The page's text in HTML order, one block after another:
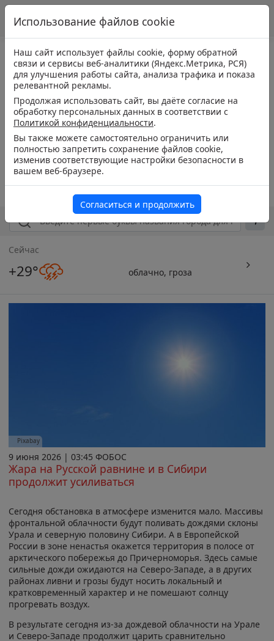
Сейчас
+29° облачно, гроза
Pixabay
9 июня 2026 | 03:45 ФОБОС
Жара на Русской равнине и в Сибири
продолжит усиливаться
Сегодня обстановка в атмосфере изменится мало. Массивы
фронтальной облачности будут поливать дождями склоны
Урала и северную половину Сибири. А в Европейской
России в зоне ненастья окажется территория в полосе от
арктического побережья до Причерноморья. Здесь самые
сильные дожди ожидаются на Северо-Западе, а в других
районах ливни и грозы будут носить локальный и
кратковременный характер и не помешают солнцу
прогревать воздух.
В результате сегодня из-за дождевой облачности на Урале
и Северо-Западе продолжит царить сравнительно
Использование файлов cookie
Наш сайт использует файлы cookie, форму обратной
связи и сервисы веб-аналитики (Яндекс.Метрика, РСЯ)
для улучшения работы сайта, анализа трафика и показа
релевантной рекламы.
Продолжая использовать сайт, вы даёте согласие на
обработку персональных данных в соответствии с
Политикой конфиденциальности.
Вы также можете самостоятельно ограничить или
полностью запретить сохранение файлов cookie,
изменив соответствующие настройки безопасности в
вашем веб-браузере.
Согласиться и продолжить